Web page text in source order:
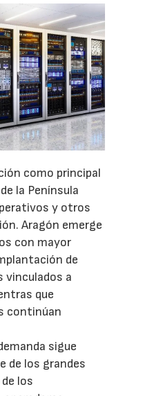
como principal
la Península
y otros
Aragón emerge
con mayor
de
vinculados a
que
continúan
sigue
de los grandes
los